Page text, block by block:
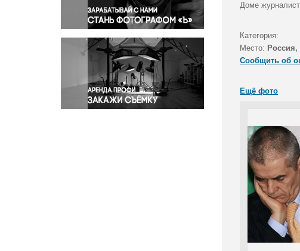
Происшествия и конфликты
Религия
Светская жизнь
Спорт
Экология
Экономика и бизнес
Доме
Категория:
Место:
Сообщить об
Ещё фото